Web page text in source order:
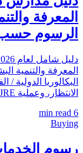
المعرفة
الرسوم حسب
المعرفة والتنمية
البكالوريا
الانتظار، وعملية JRE لاختيار المدارس عند انتقال العائلات.
6
Buying
رسوم